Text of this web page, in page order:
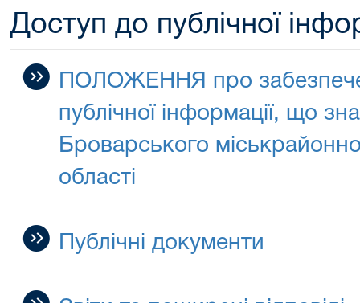
Доступ до публічної
ПОЛОЖЕННЯ про
публічної інформації, що
Броварського
області
Публічні документи